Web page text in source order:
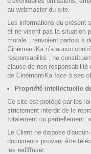
au webmaster du site.
Les informations du présent
et ne visent pas la situation
morale ; renvoient parfois à
CinémantiKa n’a aucun
responsabilité ; ne
clause de non-responsabilité
de CinémantiKa face à ses
Propriété intellectuelle
Ce site est protégé par les
strictement interdit de le
totalement ou partiellement,
Le Client ne dispose
documents pouvant être
les rediffuser.